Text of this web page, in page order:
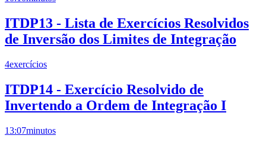
ITDP13 - Lista de Exercícios Resolvidos
de Inversão dos Limites de Integração
4exercícios
ITDP14 - Exercício Resolvido de
Invertendo a Ordem de Integração I
13:07minutos